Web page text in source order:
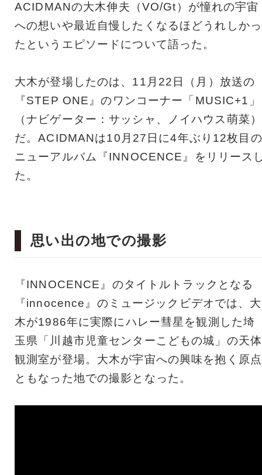
ACIDMANの大木伸夫（VO/Gt）が憧れの宇宙
への想いや最近自慢したくなるほどうれしかっ
たというエピソードについて語った。
大木が登場したのは、11月22日（月）放送の
『STEP ONE』のワンコーナー「MUSIC+1」
（ナビゲーター：サッシャ、ノイハウス萌菜）
だ。ACIDMANは10月27日に4年ぶり12枚目の
ニューアルバム『INNOCENCE』をリリース
た。
思い出の地での撮影
『INNOCENCE』のタイトルトラックとなる
『innocence』のミュージックビデオでは、大
木が1986年に実際にハレー彗星を観測した埼
玉県「川越市児童センターこどもの城」の天体
観測室が登場。大木が宇宙への興味を抱く原点
ともなった地での撮影となった。